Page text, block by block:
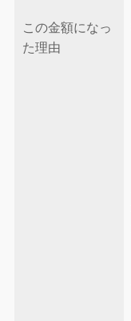
この金額になっ
た理由